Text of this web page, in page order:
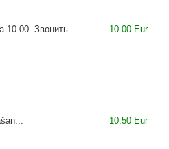
Звонить...
10.00 Eur
10.50 Eur